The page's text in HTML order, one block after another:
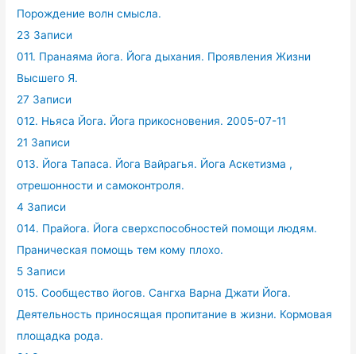
Порождение волн смысла.
23 Записи
011. Пранаяма йога. Йога дыхания. Проявления Жизни
Высшего Я.
27 Записи
012. Ньяса Йога. Йога прикосновения. 2005-07-11
21 Записи
013. Йога Тапаса. Йога Вайрагья. Йога Аскетизма ,
отрешонности и самоконтроля.
4 Записи
014. Прайога. Йога сверхспособностей помощи людям.
Праническая помощь тем кому плохо.
5 Записи
015. Сообщество йогов. Сангха Варна Джати Йога.
Деятельность приносящая пропитание в жизни. Кормовая
площадка рода.